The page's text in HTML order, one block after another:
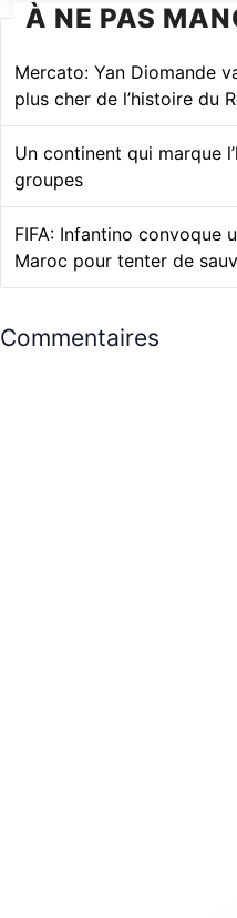
À NE PAS
Mercato: Yan Diomande
plus cher de l’histoire du
Un continent qui marque
groupes
FIFA: Infantino convoque
Maroc pour tenter de
Commentaires